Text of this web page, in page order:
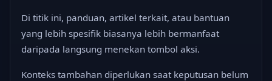
Di titik ini, panduan, artikel terkait, atau bantuan
yang lebih spesifik biasanya lebih bermanfaat
daripada langsung menekan tombol aksi.
Konteks tambahan diperlukan saat keputusan belum